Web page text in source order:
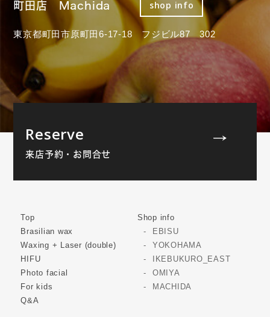
町田店 Machida shop info
東京都町田市原町田6-17-18 フジビル87 302
Reserve
来店予約・お問合せ
Top
Brasilian wax
Waxing + Laser (double)
HIFU
Photo facial
For kids
Q&A
Shop info
EBISU
YOKOHAMA
IKEBUKURO_EAST
OMIYA
MACHIDA